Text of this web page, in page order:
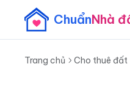
ChuẩnNhà
Trang chủ Cho thuê đất